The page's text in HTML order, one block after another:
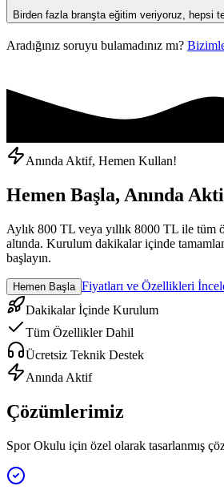
Birden fazla branşta eğitim veriyoruz, hepsi
Aradığınız soruyu bulamadınız mı?
Anında Aktif, Hemen Kullan!
Hemen Başla, Anında
Aylık 800 TL veya yıllık 8000 TL ile tüm
altında. Kurulum dakikalar içinde
başlayın.
Hemen Başla Fiyatları ve Özellikleri
Dakikalar İçinde Kurulum
Tüm Özellikler Dahil
Ücretsiz Teknik Destek
Anında Aktif
Çözümlerimiz
Spor Okulu için özel olarak tasarlanmış